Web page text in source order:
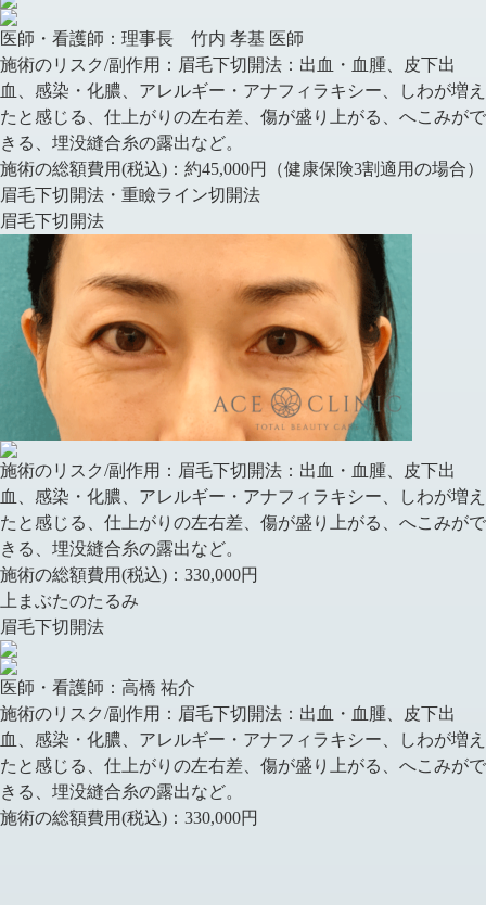
医師・看護師： 理事長 竹内 孝基 医師
施術のリスク/副作用： 眉毛下切開法：出血・血腫、皮下出
血、感染・化膿、アレルギー・アナフィラキシー、しわが増え
たと感じる、仕上がりの左右差、傷が盛り上がる、へこみがで
きる、埋没縫合糸の露出など。
施術の総額費用(税込)： 約45,000円（健康保険3割適用の場合）
眉毛下切開法・重瞼ライン切開法
眉毛下切開法
施術のリスク/副作用： 眉毛下切開法：出血・血腫、皮下出
血、感染・化膿、アレルギー・アナフィラキシー、しわが増え
たと感じる、仕上がりの左右差、傷が盛り上がる、へこみがで
きる、埋没縫合糸の露出など。
施術の総額費用(税込)： 330,000円
上まぶたのたるみ
眉毛下切開法
医師・看護師： 高橋 祐介
施術のリスク/副作用： 眉毛下切開法：出血・血腫、皮下出
血、感染・化膿、アレルギー・アナフィラキシー、しわが増え
たと感じる、仕上がりの左右差、傷が盛り上がる、へこみがで
きる、埋没縫合糸の露出など。
施術の総額費用(税込)： 330,000円